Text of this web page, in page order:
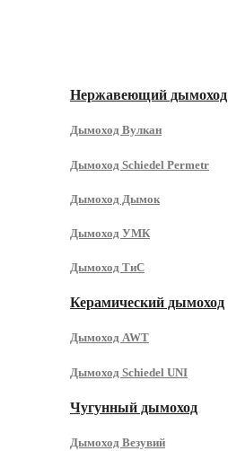
Нержавеющий дымоход
Дымоход Вулкан
Дымоход Schiedel Permetr
Дымоход Дымок
Дымоход УМК
Дымоход ТиС
Керамический дымоход
Дымоход AWT
Дымоход Schiedel UNI
Чугунный дымоход
Дымоход Везувий